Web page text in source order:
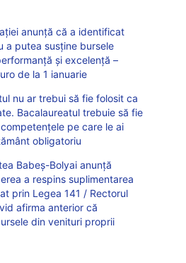
anunță că a identificat
a putea susține bursele
și excelență –
de la 1 ianuarie
nu ar trebui să fie folosit ca
Bacalaureatul trebuie să fie
pe care le ai
obligatoriu
Babeș-Bolyai anunță
a respins suplimentarea
prin Legea 141 / Rectorul
afirma anterior că
din venituri proprii